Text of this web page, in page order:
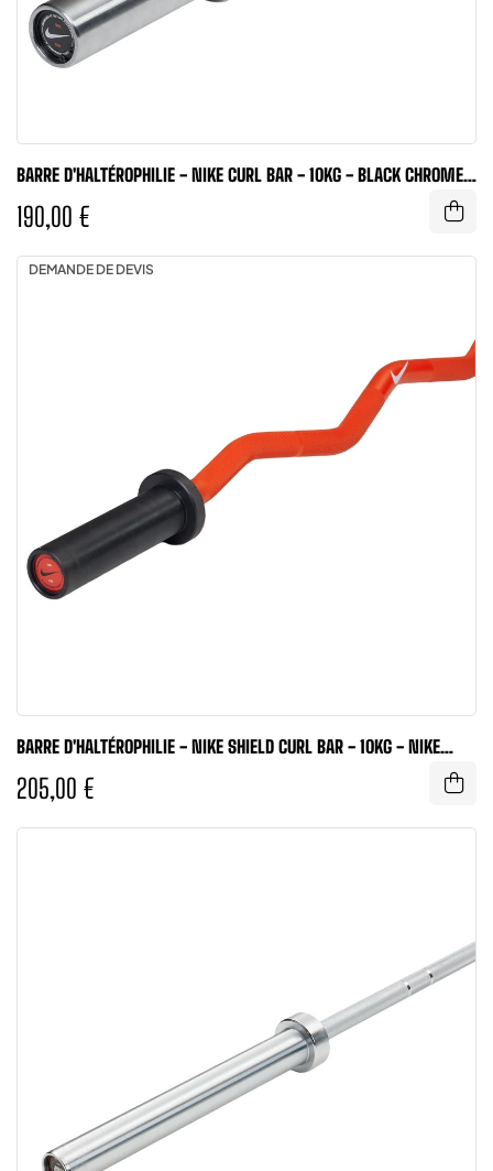
BARRE D'HALTÉROPHILIE - NIKE CURL BAR - 10KG - BLACK CHROME -
190,00 €
DEMANDE DE DEVIS
BARRE D'HALTÉROPHILIE - NIKE SHIELD CURL BAR - 10KG - NIKE
205,00 €